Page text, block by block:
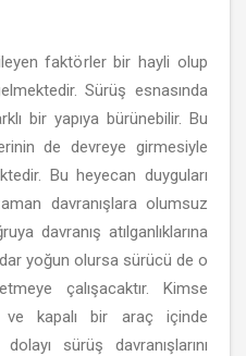
faktörler bir hayli olup
Sürüş esnasında
bir yapıya bürünebilir. Bu
de devreye girmesiyle
Bu heyecan duyguları
davranışlara olumsuz
davranış atılganlıklarına
yoğun olursa sürücü de o
çalışacaktır. Kimse
ve kapalı bir araç içinde
sürüş davranışlarını